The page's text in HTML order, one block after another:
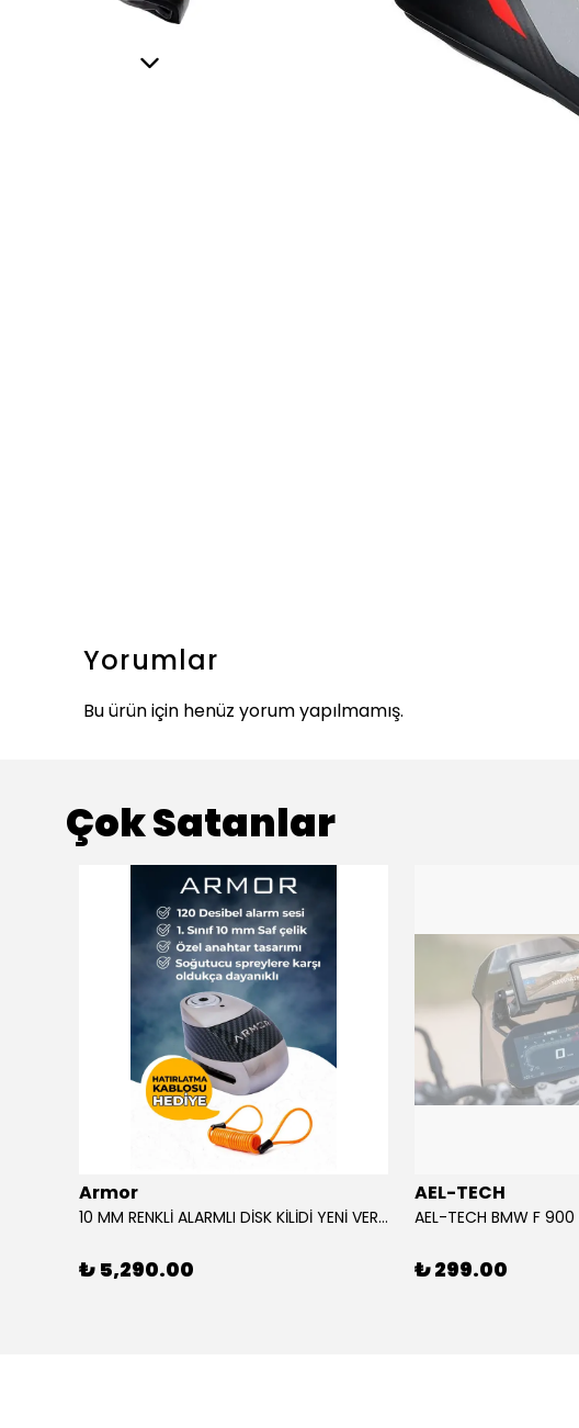
Yorumlar
Bu ürün için henüz yorum yapılmamış.
Çok Satanlar
Armor
10 MM RENKLİ ALARMLI DİSK KİLİDİ YENİ VERSİYON
₺ 5,290.00
AEL-TECH
₺ 299.00